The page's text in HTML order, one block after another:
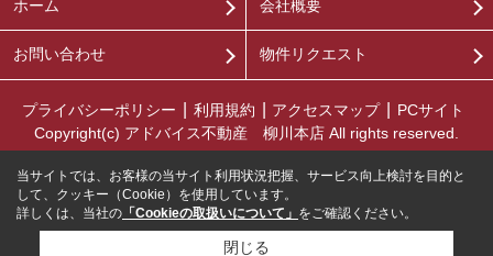
ホーム 会社概要
お問い合わせ 物件リクエスト
プライバシーポリシー 利用規約 アクセスマップ
PCサイト
Copyright(c) アドバイス不動産 柳川本店 All rights reserved.
当サイトでは、お客様の当サイト利用状況把握、サービス向上検討を目的と
して、クッキー（Cookie）を使用しています。
詳しくは、当社の 「Cookieの取扱いについて」 をご確認ください。
閉じる